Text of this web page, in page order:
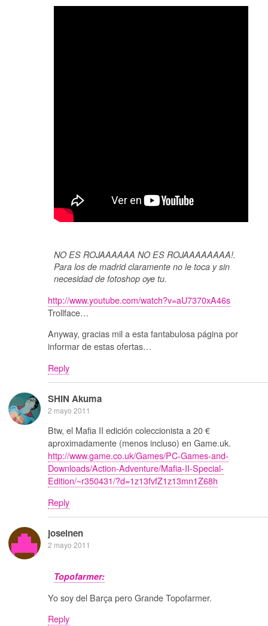
NO ES ROJAAAAAA NO ES ROJAAAAAAAA!.
Para los de madrid claramente no le toca y sin
necesidad de fotoshop oye tu.
http://www.youtube.com/watch?v=aU7370xA46s
Trollface…
Anyway, gracias mil a esta fantabulosa página por
informar de estas ofertas…
Reply
SHIN Akuma
2 mayo 2011
Btw, el Mafia II edición coleccionista a 20 €
aproximadamente (menos incluso) en Game.uk.
http://www.game.co.uk/Games/PC-Games-and-
Downloads/Action-Adventure/Mafia-II-Special-
Edition/~r350431/?d=1z13fvfZ1z13mn1Z68h
Reply
joseinen
2 mayo 2011
Topofarmer:
Yo soy del Barça pero Grande Topofarmer.
Reply